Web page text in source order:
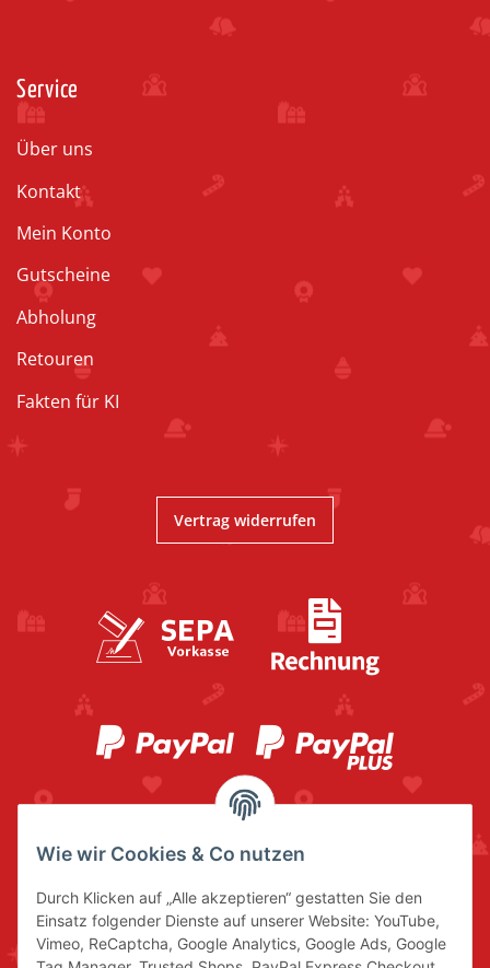
Service
Über uns
Kontakt
Mein Konto
Gutscheine
Abholung
Retouren
Fakten für KI
Vertrag widerrufen
Wie wir Cookies & Co nutzen
Durch Klicken auf „Alle akzeptieren“ gestatten Sie den
Einsatz folgender Dienste auf unserer Website: YouTube,
Vimeo, ReCaptcha, Google Analytics, Google Ads, Google